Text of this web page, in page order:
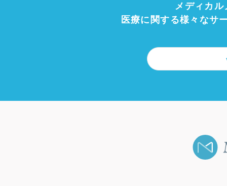
メディカ
医療に関する様々なサ